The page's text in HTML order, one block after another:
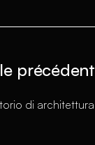
précédent
di architettura